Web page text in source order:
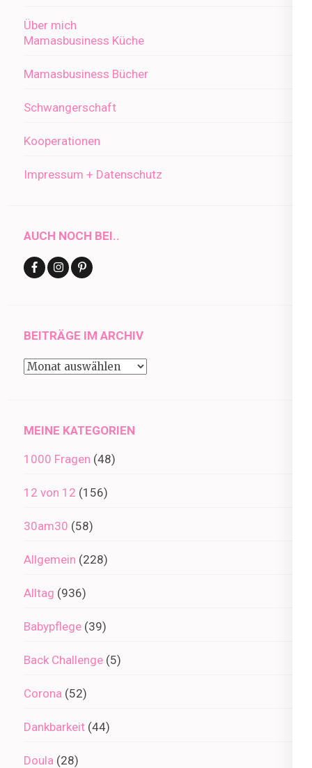
Über mich
Mamasbusiness Küche
Mamasbusiness Bücher
Schwangerschaft
Kooperationen
Impressum + Datenschutz
AUCH NOCH BEI..
BEITRÄGE IM ARCHIV
Beiträge
MEINE KATEGORIEN
1000 Fragen (48)
12 von 12 (156)
30am30 (58)
Allgemein (228)
Alltag (936)
Babypflege (39)
Back Challenge (5)
Corona (52)
Dankbarkeit (44)
Doula (28)